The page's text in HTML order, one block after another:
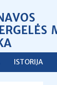
ISTORIJA